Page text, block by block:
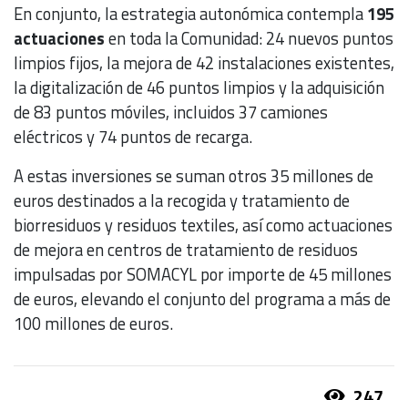
En conjunto, la estrategia autonómica contempla195
actuacionesen toda la Comunidad: 24 nuevos puntos
limpios fijos, la mejora de 42 instalaciones existentes,
la digitalización de 46 puntos limpios y la adquisición
de 83 puntos móviles, incluidos 37 camiones
eléctricos y 74 puntos de recarga.
A estas inversiones se suman otros 35 millones de
euros destinados a la recogida y tratamiento de
biorresiduos y residuos textiles, así como actuaciones
de mejora en centros de tratamiento de residuos
impulsadas por SOMACYL por importe de 45 millones
de euros, elevando el conjunto del programa a más de
100 millones de euros.